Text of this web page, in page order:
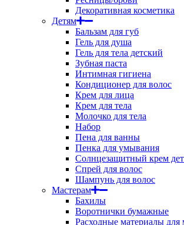
Декоративная косметика
Детям
Бальзам для губ
Гель для душа
Гель для тела детский
Зубная паста
Интимная гигиена
Кондиционер для волос
Крем для лица
Крем для тела
Молочко для тела
Набор
Пена для ванны
Пенка для умывания
Солнцезащитный крем
Спрей для волос
Шампунь для волос
Мастерам
Бахилы
Воротнички бумажные
Расходные материалы